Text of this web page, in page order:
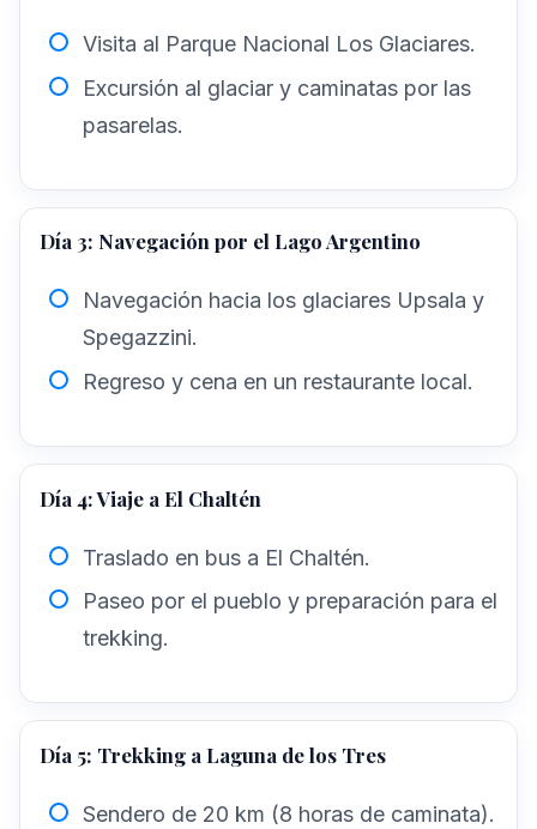
Visita al Parque Nacional Los Glaciares.
Excursión al glaciar y caminatas por las
pasarelas.
Día 3: Navegación por el Lago Argentino
Navegación hacia los glaciares Upsala y
Spegazzini.
Regreso y cena en un restaurante local.
Día 4: Viaje a El Chaltén
Traslado en bus a El Chaltén.
Paseo por el pueblo y preparación para el
trekking.
Día 5: Trekking a Laguna de los Tres
Sendero de 20 km (8 horas de caminata).